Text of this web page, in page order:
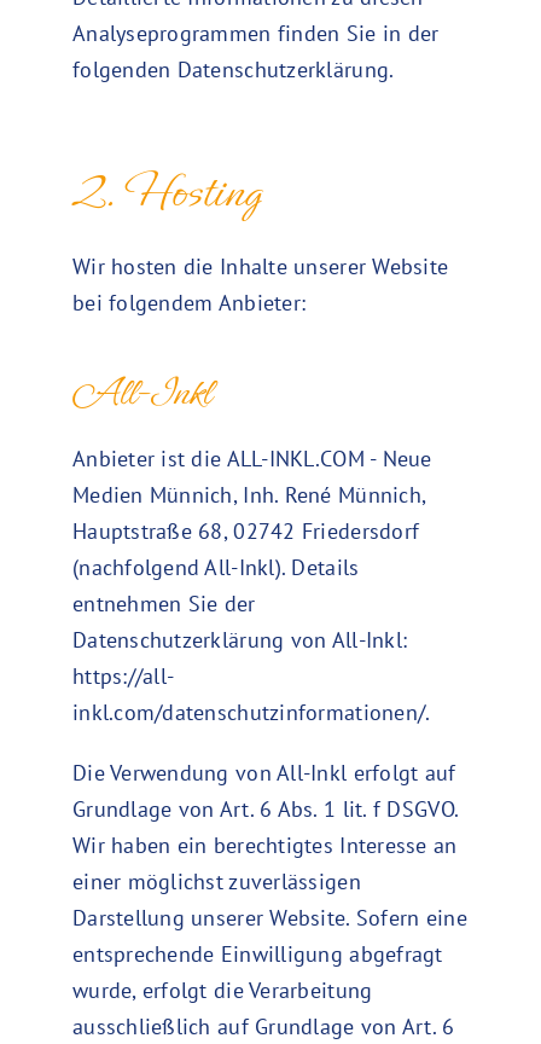
Analyseprogrammen finden Sie in der
folgenden Datenschutzerklärung.
2. Hosting
Wir hosten die Inhalte unserer Website
bei folgendem Anbieter:
All-Inkl
Anbieter ist die ALL-INKL.COM - Neue
Medien Münnich, Inh. René Münnich,
Hauptstraße 68, 02742 Friedersdorf
(nachfolgend All-Inkl). Details
entnehmen Sie der
Datenschutzerklärung von All-Inkl:
https://all-
inkl.com/datenschutzinformationen/.
Die Verwendung von All-Inkl erfolgt auf
Grundlage von Art. 6 Abs. 1 lit. f DSGVO.
Wir haben ein berechtigtes Interesse an
einer möglichst zuverlässigen
Darstellung unserer Website. Sofern eine
entsprechende Einwilligung abgefragt
wurde, erfolgt die Verarbeitung
ausschließlich auf Grundlage von Art. 6